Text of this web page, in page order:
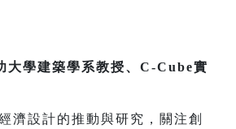
大學建築學系教授、C-Cube實
濟設計的推動與研究，關注創